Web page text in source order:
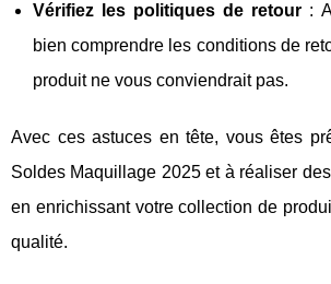
Vérifiez les politiques de retour :
bien comprendre les conditions de
produit ne vous conviendrait pas.
Avec ces astuces en tête, vous êtes
Soldes Maquillage 2025 et à réaliser
en enrichissant votre collection de
qualité.